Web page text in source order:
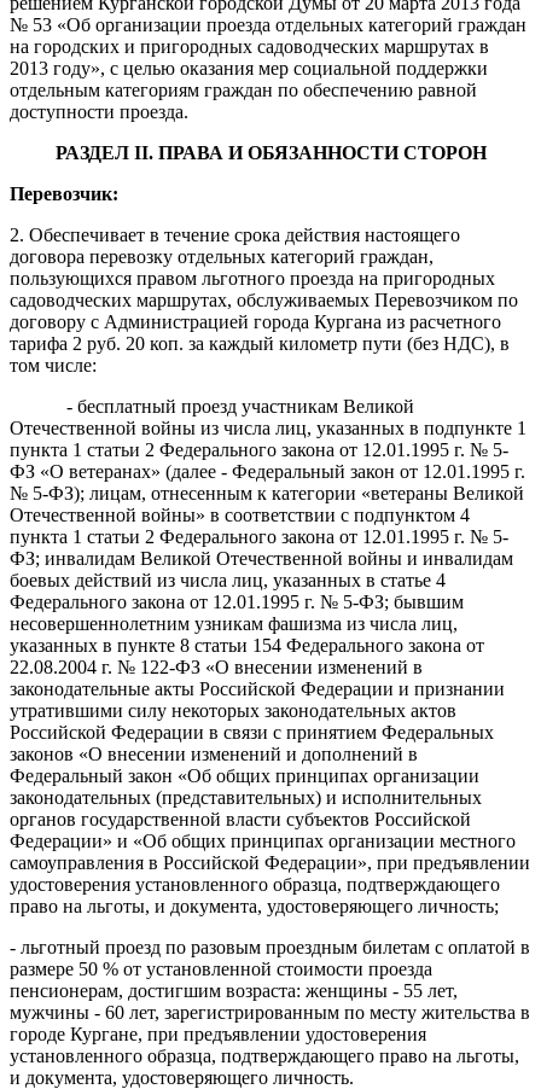
№ 53 «Об организации проезда отдельных категорий граждан
на городских и пригородных садоводческих маршрутах в
2013 году», с целью оказания мер социальной поддержки
отдельным категориям граждан по обеспечению равной
доступности проезда.
РАЗДЕЛ II. ПРАВА И ОБЯЗАННОСТИ СТОРОН
Перевозчик:
2. Обеспечивает в течение срока действия настоящего
договора перевозку отдельных категорий граждан,
пользующихся правом льготного проезда на пригородных
садоводческих маршрутах, обслуживаемых Перевозчиком по
договору с Администрацией города Кургана из расчетного
тарифа 2 руб. 20 коп. за каждый километр пути (без НДС), в
том числе:
- бесплатный проезд участникам Великой
Отечественной войны из числа лиц, указанных в подпункте 1
пункта 1 статьи 2 Федерального закона от 12.01.1995 г. № 5-
ФЗ «О ветеранах» (далее - Федеральный закон от 12.01.1995 г.
№ 5-ФЗ); лицам, отнесенным к категории «ветераны Великой
Отечественной войны» в соответствии с подпунктом 4
пункта 1 статьи 2 Федерального закона от 12.01.1995 г. № 5-
ФЗ; инвалидам Великой Отечественной войны и инвалидам
боевых действий из числа лиц, указанных в статье 4
Федерального закона от 12.01.1995 г. № 5-ФЗ; бывшим
несовершеннолетним узникам фашизма из числа лиц,
указанных в пункте 8 статьи 154 Федерального закона от
22.08.2004 г. № 122-ФЗ «О внесении изменений в
законодательные акты Российской Федерации и признании
утратившими силу некоторых законодательных актов
Российской Федерации в связи с принятием Федеральных
законов «О внесении изменений и дополнений в
Федеральный закон «Об общих принципах организации
законодательных (представительных) и исполнительных
органов государственной власти субъектов Российской
Федерации» и «Об общих принципах организации местного
самоуправления в Российской Федерации», при предъявлении
удостоверения установленного образца, подтверждающего
право на льготы, и документа, удостоверяющего личность;
- льготный проезд по разовым проездным билетам с оплатой в
размере 50 % от установленной стоимости проезда
пенсионерам, достигшим возраста: женщины - 55 лет,
мужчины - 60 лет, зарегистрированным по месту жительства в
городе Кургане, при предъявлении удостоверения
установленного образца, подтверждающего право на льготы,
и документа, удостоверяющего личность.